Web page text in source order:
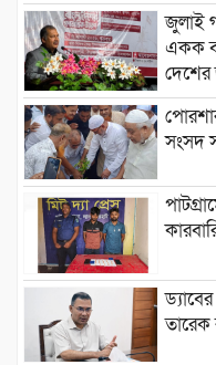
জুলাই
একক
দেশের
সংসদ
ড্যাবের
তারেক